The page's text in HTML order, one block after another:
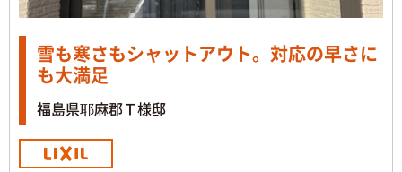
雪も寒さもシャットアウト。対応の早さに
も大満足
福島県耶麻郡Ｔ様邸